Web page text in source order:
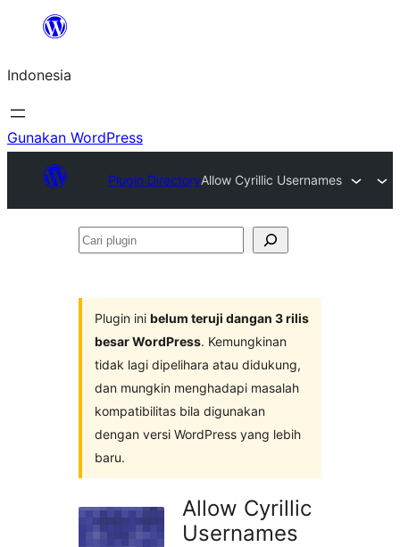
Lewati
konten
Indonesia
Gunakan WordPress
Plugin DirectoryAllow Cyrillic Usernames
Cari
Plugin ini belum teruji dangan 3 rilis
besar WordPress. Kemungkinan
tidak lagi dipelihara atau didukung,
dan mungkin menghadapi masalah
kompatibilitas bila digunakan
dengan versi WordPress yang lebih
baru.
Allow Cyrillic
Usernames